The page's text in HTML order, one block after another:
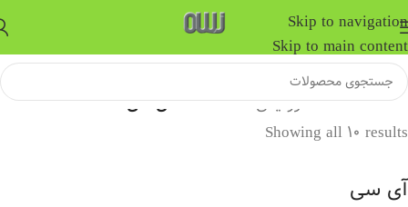
Skip to navigation
Skip to main content
خانه/قطعات الکترونیکی/قطعات DIP /آی سی
Showing all 10 results
آی سی